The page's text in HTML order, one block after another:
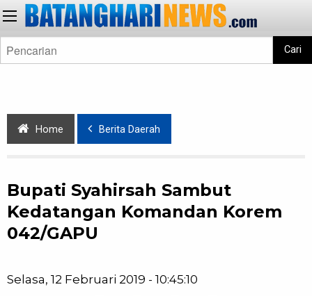
Cari
Home Berita Daerah
Bupati Syahirsah Sambut
Kedatangan Komandan Korem
042/GAPU
Selasa, 12 Februari 2019 - 10:45:10